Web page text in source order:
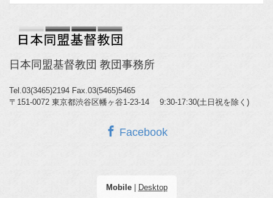
日本同盟基督教団 教団事務所
Tel.03(3465)2194 Fax.03(5465)5465
〒151-0072 東京都渋谷区幡ヶ谷1-23-14 9:30-17:30(土日祝を除く)
Facebook
Mobile| Desktop